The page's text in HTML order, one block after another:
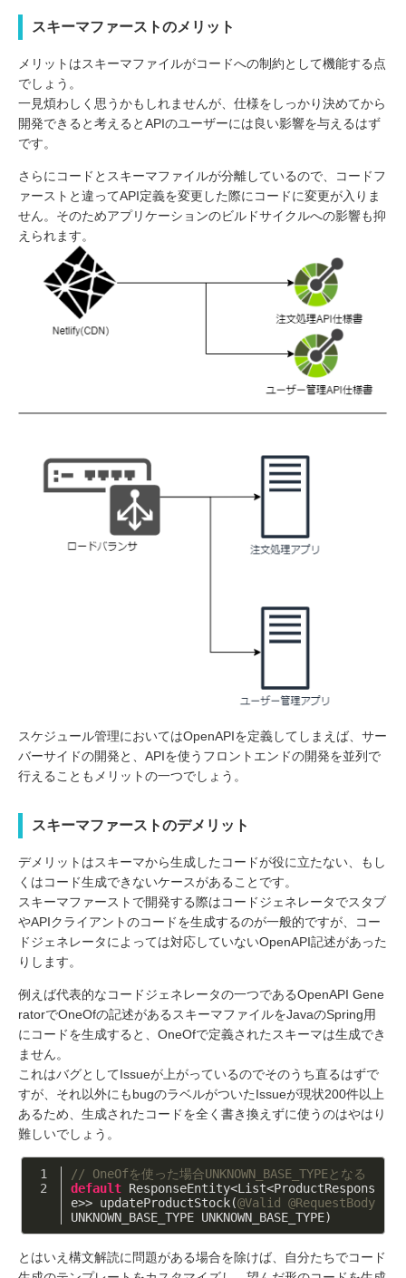
スキーマファーストのメリット
メリットはスキーマファイルがコードへの制約として機能する点
でしょう。
一見煩わしく思うかもしれませんが、仕様をしっかり決めてから
開発できると考えるとAPIのユーザーには良い影響を与えるはず
です。
さらにコードとスキーマファイルが分離しているので、コードフ
ァーストと違ってAPI定義を変更した際にコードに変更が入りま
せん。そのためアプリケーションのビルドサイクルへの影響も抑
えられます。
スケジュール管理においてはOpenAPIを定義してしまえば、サー
バーサイドの開発と、APIを使うフロントエンドの開発を並列で
行えることもメリットの一つでしょう。
スキーマファーストのデメリット
デメリットはスキーマから生成したコードが役に立たない、もし
くはコード生成できないケースがあることです。
スキーマファーストで開発する際はコードジェネレータでスタブ
やAPIクライアントのコードを生成するのが一般的ですが、コー
ドジェネレータによっては対応していないOpenAPI記述があった
りします。
例えば代表的なコードジェネレータの一つであるOpenAPI Gene
ratorでOneOfの記述があるスキーマファイルをJavaのSpring用
にコードを生成すると、OneOfで定義されたスキーマは生成でき
ません。
これはバグとしてIssueが上がっているのでそのうち直るはずで
すが、それ以外にもbugのラベルがついたIssueが現状200件以上
あるため、生成されたコードを全く書き換えずに使うのはやはり
難しいでしょう。
// OneOfを使った場合UNKNOWN_BASE_TYPEとなる
default ResponseEntity<List<ProductRespons
e>> updateProductStock(@Valid
@RequestBody
UNKNOWN_BASE_TYPE UNKNOWN_BASE_TYPE)
とはいえ構文解読に問題がある場合を除けば、自分たちでコード